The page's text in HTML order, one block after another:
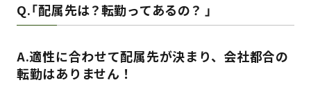
Q.「配属先は？転勤ってあるの？ 」
A.適性に合わせて配属先が決まり、会社都合の
転勤はありません！